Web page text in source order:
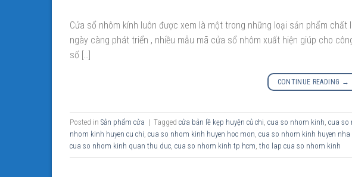
Cửa sổ nhôm kính luôn được xem là một trong những loại sản phẩm
ngày càng phát triển , nhiều mẫu mã cửa sổ nhôm xuất hiện giúp cho
số […]
CONTINUE READING →
Posted in Sản phẩm cửa | Tagged cửa bản lề kẹp huyện củ chi, cua so nhom kinh, cua so
nhom kinh huyen cu chi, cua so nhom kinh huyen hoc mon, cua so nhom kinh huyen nha
cua so nhom kinh quan thu duc, cua so nhom kinh tp hcm, tho lap cua so nhom kinh